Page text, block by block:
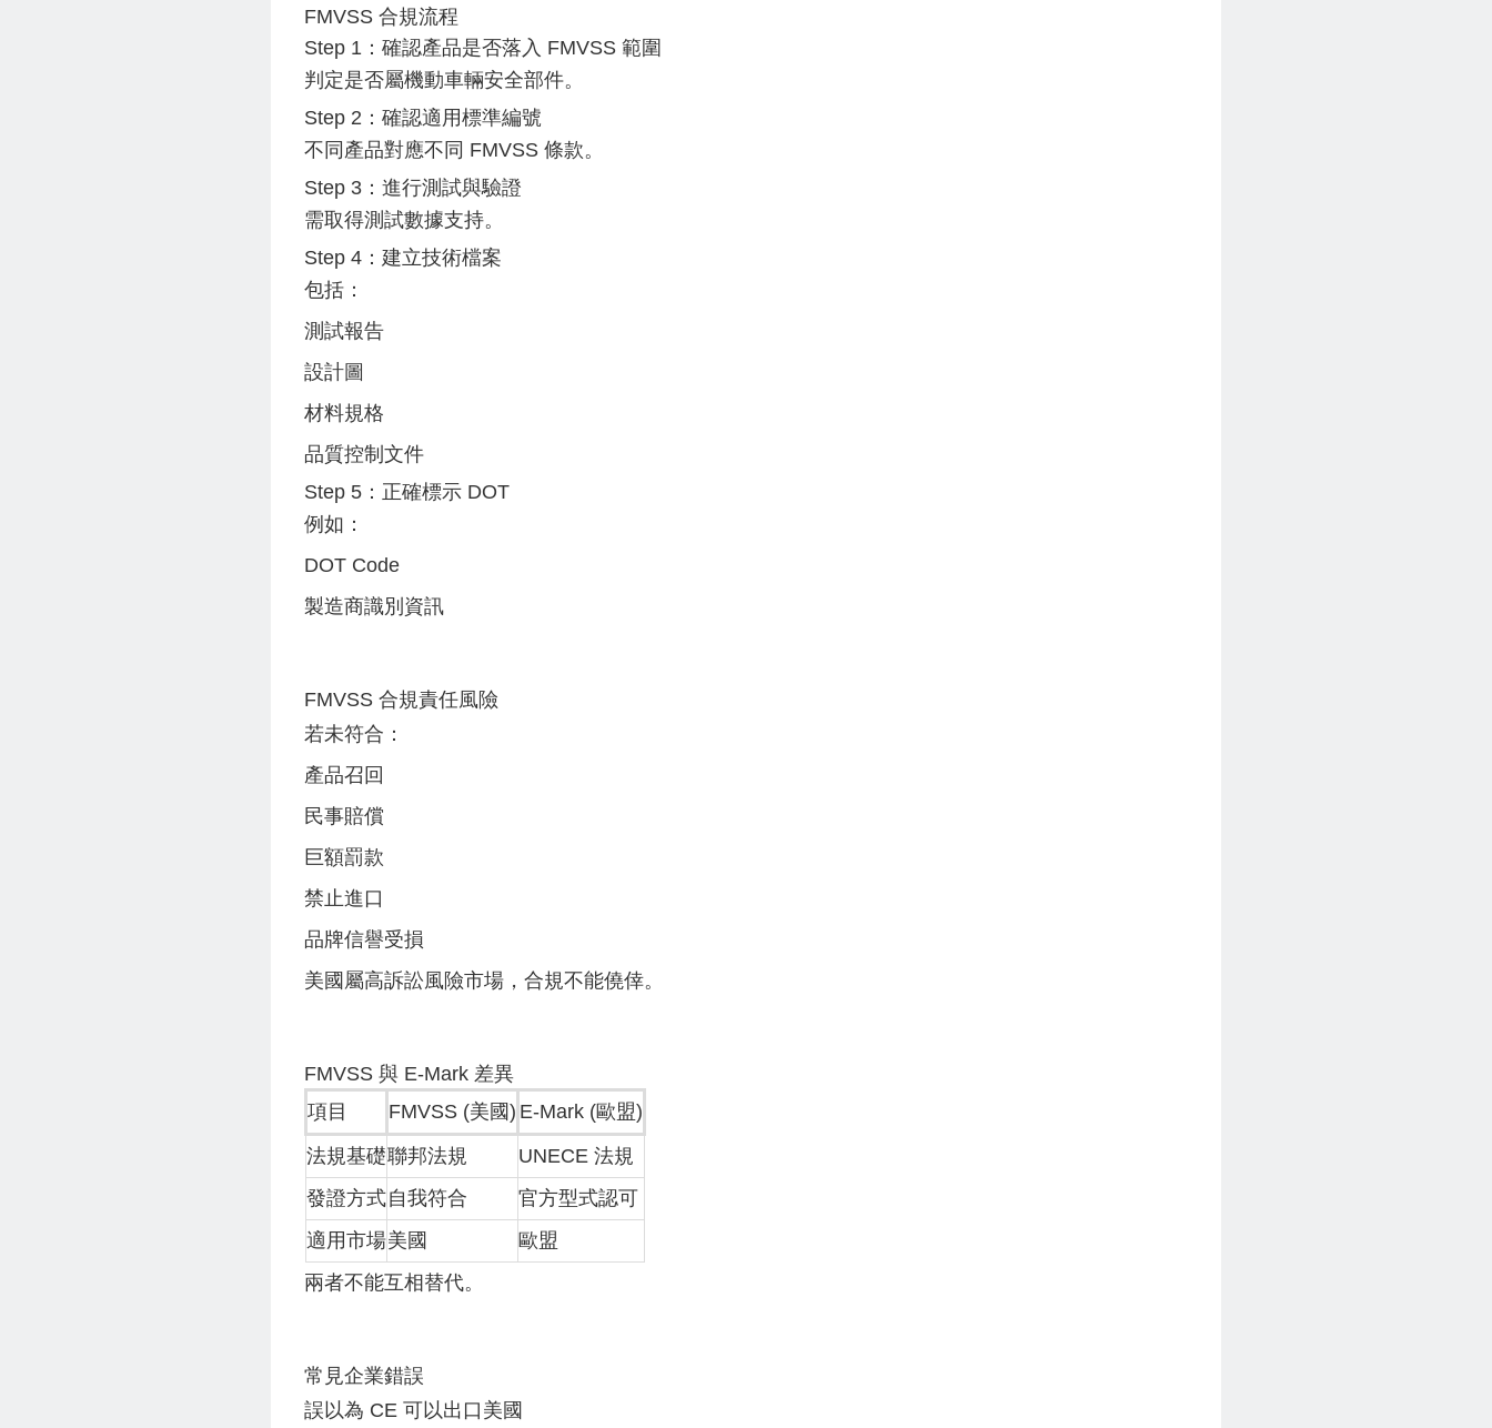
FMVSS 合規流程
Step 1：確認產品是否落入 FMVSS 範圍
判定是否屬機動車輛安全部件。
Step 2：確認適用標準編號
不同產品對應不同 FMVSS 條款。
Step 3：進行測試與驗證
需取得測試數據支持。
Step 4：建立技術檔案
包括：
測試報告
設計圖
材料規格
品質控制文件
Step 5：正確標示 DOT
例如：
DOT Code
製造商識別資訊
FMVSS 合規責任風險
若未符合：
產品召回
民事賠償
巨額罰款
禁止進口
品牌信譽受損
美國屬高訴訟風險市場，合規不能僥倖。
FMVSS 與 E-Mark 差異
項目
FMVSS (美國) E-Mark (歐盟)
法規基礎聯邦法規
UNECE 法規
發證方式自我符合
官方型式認可
適用市場美國
歐盟
兩者不能互相替代。
常見企業錯誤
誤以為 CE 可以出口美國